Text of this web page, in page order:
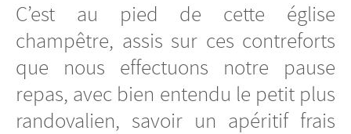
C’est au pied de cette église
champêtre, assis sur ces contreforts
que nous effectuons notre pause
repas, avec bien entendu le petit plus
randovalien, savoir un apéritif frais